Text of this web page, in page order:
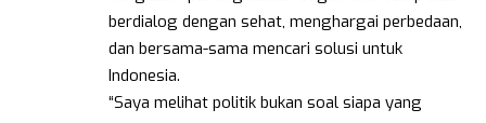
berdialog dengan sehat, menghargai perbedaan,
dan bersama-sama mencari solusi untuk
Indonesia.
“Saya melihat politik bukan soal siapa yang